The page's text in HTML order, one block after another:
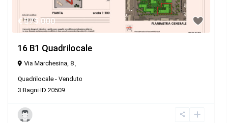
€ 375.000
16 B1 Quadrilocale
Via Marchesina, 8 ,
Quadrilocale - Venduto
3 Bagni·ID 20509